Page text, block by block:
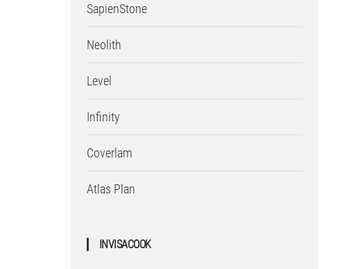
SapienStone
Neolith
Level
Infinity
Coverlam
Atlas Plan
INVISACOOK